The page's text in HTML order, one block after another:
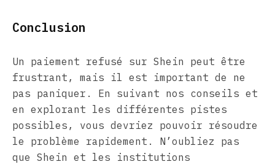
Conclusion
Un paiement refusé sur Shein peut être
frustrant, mais il est important de ne
pas paniquer. En suivant nos conseils et
en explorant les différentes pistes
possibles, vous devriez pouvoir résoudre
le problème rapidement. N’oubliez pas
que Shein et les institutions